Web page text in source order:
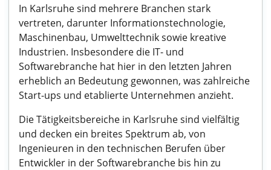
In Karlsruhe sind mehrere Branchen stark
vertreten, darunter Informationstechnologie,
Maschinenbau, Umwelttechnik sowie kreative
Industrien. Insbesondere die IT- und
Softwarebranche hat hier in den letzten Jahren
erheblich an Bedeutung gewonnen, was zahlreiche
Start-ups und etablierte Unternehmen anzieht.
Die Tätigkeitsbereiche in Karlsruhe sind vielfältig
und decken ein breites Spektrum ab, von
Ingenieuren in den technischen Berufen über
Entwickler in der Softwarebranche bis hin zu